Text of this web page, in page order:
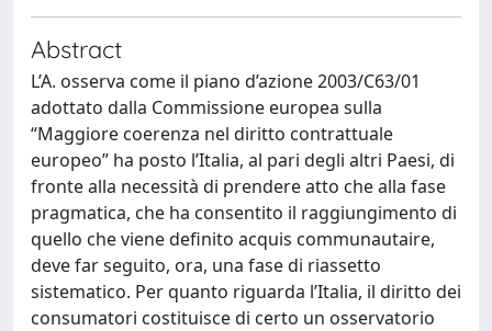
Abstract
L’A. osserva come il piano d’azione 2003/C63/01
adottato dalla Commissione europea sulla
“Maggiore coerenza nel diritto contrattuale
europeo” ha posto l’Italia, al pari degli altri Paesi, di
fronte alla necessità di prendere atto che alla fase
pragmatica, che ha consentito il raggiungimento di
quello che viene definito acquis communautaire,
deve far seguito, ora, una fase di riassetto
sistematico. Per quanto riguarda l’Italia, il diritto dei
consumatori costituisce di certo un osservatorio